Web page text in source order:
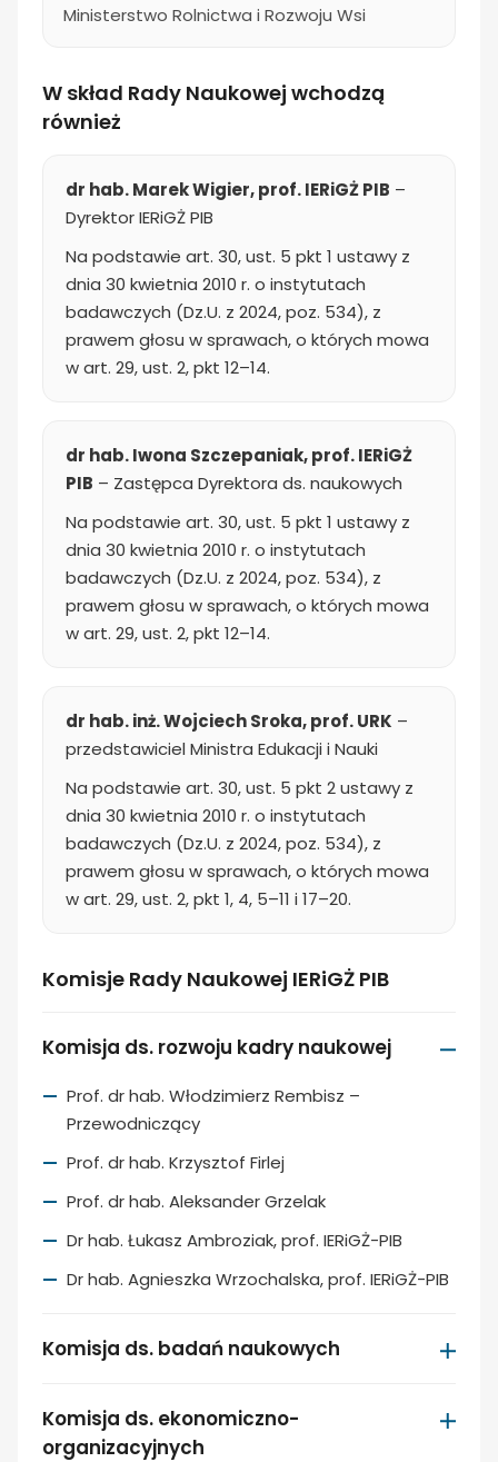
Ministerstwo Rolnictwa i Rozwoju Wsi
W skład Rady Naukowej wchodzą
również
dr hab. Marek Wigier, prof. IERiGŻ PIB –
Dyrektor IERiGŻ PIB
Na podstawie art. 30, ust. 5 pkt 1 ustawy z
dnia 30 kwietnia 2010 r. o instytutach
badawczych (Dz.U. z 2024, poz. 534), z
prawem głosu w sprawach, o których mowa
w art. 29, ust. 2, pkt 12–14.
dr hab. Iwona Szczepaniak, prof. IERiGŻ
PIB – Zastępca Dyrektora ds. naukowych
Na podstawie art. 30, ust. 5 pkt 1 ustawy z
dnia 30 kwietnia 2010 r. o instytutach
badawczych (Dz.U. z 2024, poz. 534), z
prawem głosu w sprawach, o których mowa
w art. 29, ust. 2, pkt 12–14.
dr hab. inż. Wojciech Sroka, prof. URK –
przedstawiciel Ministra Edukacji i Nauki
Na podstawie art. 30, ust. 5 pkt 2 ustawy z
dnia 30 kwietnia 2010 r. o instytutach
badawczych (Dz.U. z 2024, poz. 534), z
prawem głosu w sprawach, o których mowa
w art. 29, ust. 2, pkt 1, 4, 5–11 i 17–20.
Komisje Rady Naukowej IERiGŻ PIB
Komisja ds. rozwoju kadry naukowej
Prof. dr hab. Włodzimierz Rembisz –
Przewodniczący
Prof. dr hab. Krzysztof Firlej
Prof. dr hab. Aleksander Grzelak
Dr hab. Łukasz Ambroziak, prof. IERiGŻ-PIB
Dr hab. Agnieszka Wrzochalska, prof. IERiGŻ-PIB
Komisja ds. badań naukowych
Komisja ds. ekonomiczno-
organizacyjnych